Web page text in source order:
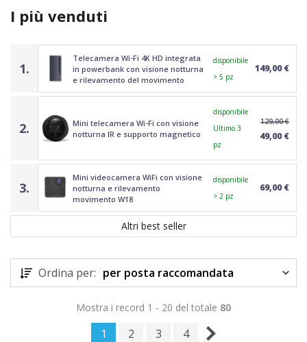
I più venduti
1.
Telecamera Wi-Fi 4K HD integrata
in powerbank con visione notturna
e rilevamento del movimento
disponibile
> 5 pz
149,00 €
2.
Mini telecamera Wi-Fi con visione
notturna IR e supporto magnetico
disponibile
Ultimo 3
pz
129,00 €
49,00 €
3.
Mini videocamera WiFi con visione
notturna e rilevamento
movimento W18
disponibile
> 2 pz
69,00 €
Altri best seller
Ordina per: per posta raccomandata
Mostra i record 1 - 20 del totale 80
1 2 3 4